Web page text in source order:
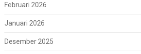
Februari 2026
Januari 2026
Desember 2025